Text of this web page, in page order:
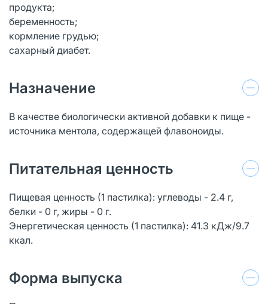
продукта;
беременность;
кормление грудью;
сахарный диабет.
Назначение
В качестве биологически активной добавки к пище -
источника ментола, содержащей флавоноиды.
Питательная ценность
Пищевая ценность (1 пастилка): углеводы - 2.4 г,
белки - 0 г, жиры - 0 г.
Энергетическая ценность (1 пастилка): 41.3 кДж/9.7
ккал.
Форма выпуска